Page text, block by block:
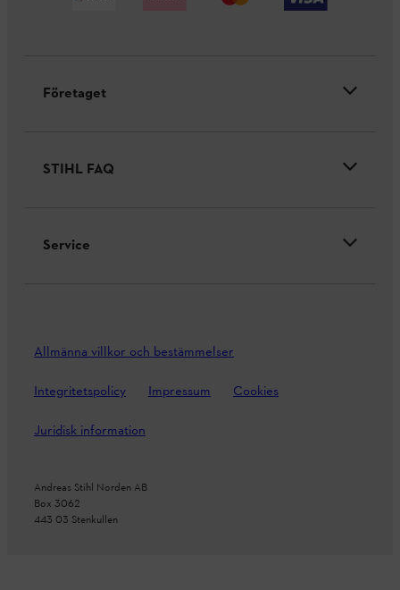
Företaget
STIHL FAQ
Service
Allmänna villkor och bestämmelser
Integritetspolicy Impressum Cookies
Juridisk information
Andreas Stihl Norden AB
Box 3062
443 03 Stenkullen